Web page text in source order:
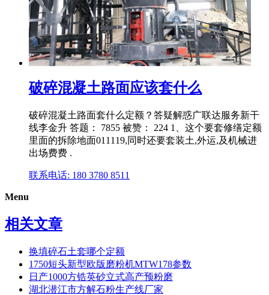
破碎混凝土路面应该套什么
破碎混凝土路面套什么定额？答疑解惑广联达服务新干
线李金升 答题： 7855 被赞： 224 1、这个要套修缮定额
里面的拆除地面011119,同时还要套装土,外运,及机械进
出场费费 .
联系电话: 180 3780 8511
Menu
相关文章
换填碎石土套哪个定额
1750短头新型欧版磨粉机MTW178参数
日产1000方锆英砂立式高产预粉磨
湖北潜江市方解石粉生产线厂家